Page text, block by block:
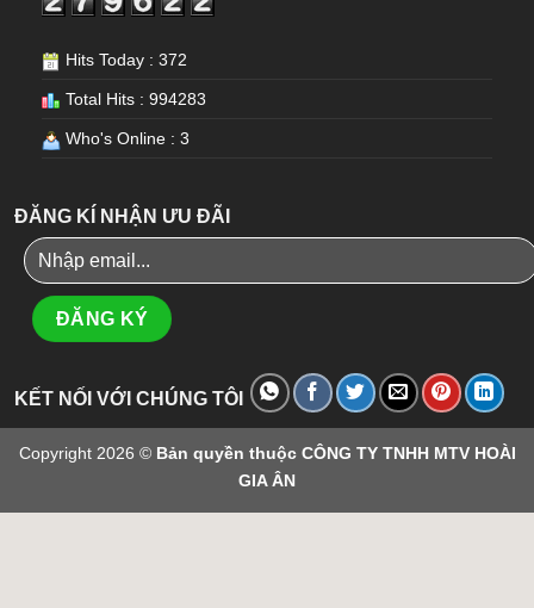
Hits Today : 372
Total Hits : 994283
Who's Online : 3
ĐĂNG KÍ NHẬN ƯU ĐÃI
KẾT NỐI VỚI CHÚNG TÔI
Copyright 2026 © Bản quyền thuộc CÔNG TY TNHH MTV HOÀI
GIA ÂN